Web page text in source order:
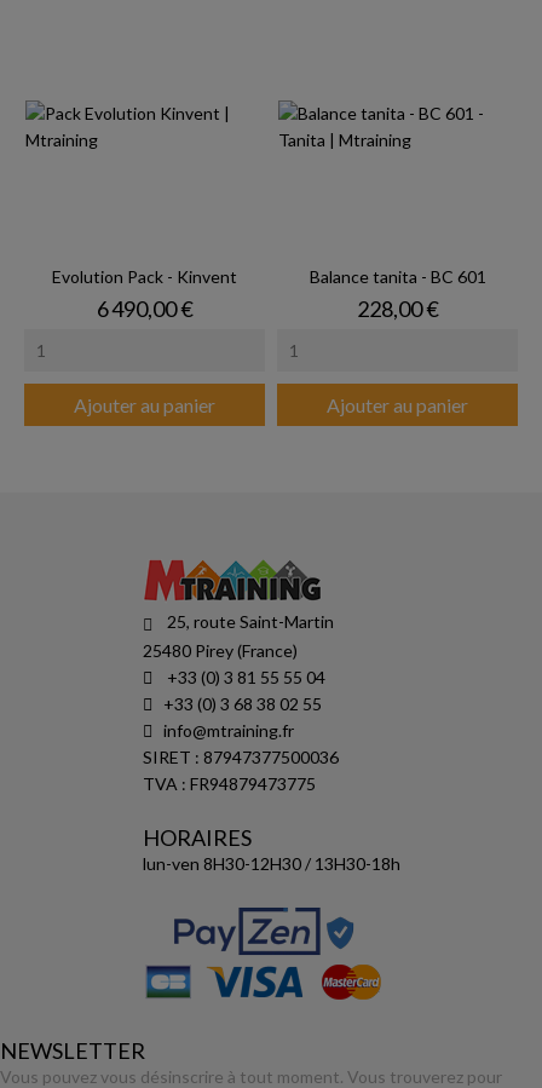
Evolution Pack - Kinvent
Prix
6 490,00 €
Ajouter au panier
Balance tanita - BC 601
Prix
228,00 €
Ajouter au panier
25, route Saint-Martin
25480 Pirey (France)
+33 (0) 3 81 55 55 04
+33 (0) 3 68 38 02 55
info@mtraining.fr
SIRET : 87947377500036
TVA : FR94879473775
HORAIRES
lun-ven 8H30-12H30 / 13H30-18h
NEWSLETTER
Vous pouvez vous désinscrire à tout moment. Vous trouverez pour